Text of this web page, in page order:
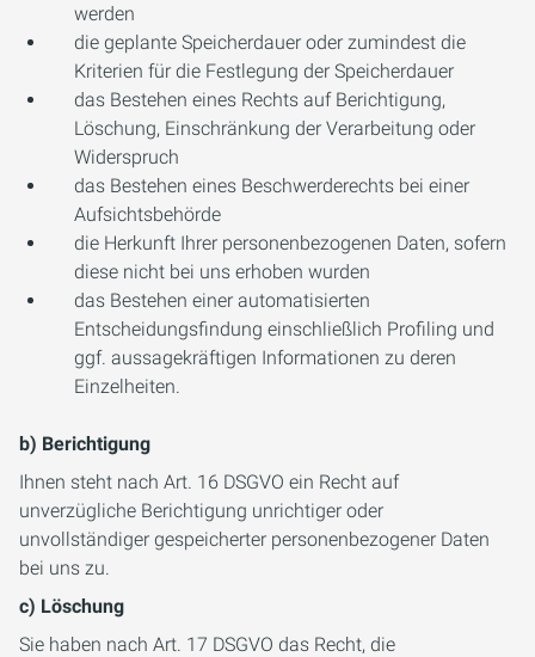
werden
die geplante Speicherdauer oder zumindest die
Kriterien für die Festlegung der Speicherdauer
das Bestehen eines Rechts auf Berichtigung,
Löschung, Einschränkung der Verarbeitung oder
Widerspruch
das Bestehen eines Beschwerderechts bei einer
Aufsichtsbehörde
die Herkunft Ihrer personenbezogenen Daten, sofern
diese nicht bei uns erhoben wurden
das Bestehen einer automatisierten
Entscheidungsfindung einschließlich Profiling und
ggf. aussagekräftigen Informationen zu deren
Einzelheiten.
b) Berichtigung
Ihnen steht nach Art. 16 DSGVO ein Recht auf
unverzügliche Berichtigung unrichtiger oder
unvollständiger gespeicherter personenbezogener Daten
bei uns zu.
c) Löschung
Sie haben nach Art. 17 DSGVO das Recht, die